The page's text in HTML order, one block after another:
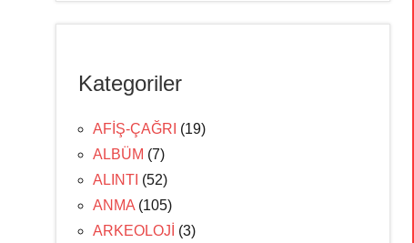
Kategoriler
AFİŞ-ÇAĞRI (19)
ALBÜM (7)
ALINTI (52)
ANMA (105)
ARKEOLOJİ (3)